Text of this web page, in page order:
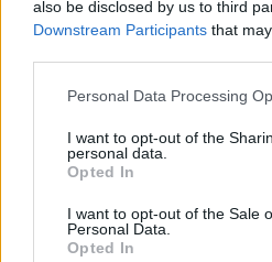
also be disclosed by us to third
Downstream Participants that
Please note that this website/app
not limited to your visit or usage
grant or deny consent to Google
use your data for below specified
consent section.
Personal Data Processing
I want to opt-out of the
personal data.
Opted In
I want to opt-out of the Sale
Personal Data.
Opted In
Vízhiány mellett erdőtűz
kétszáz embert
Olcsóbbak lettek a
Borsodban
drágulás
HÍREK 10 órája